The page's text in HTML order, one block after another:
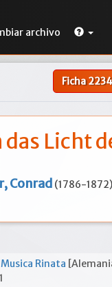
archivo
Ficha
das Licht
Conrad (1786-
Rinata